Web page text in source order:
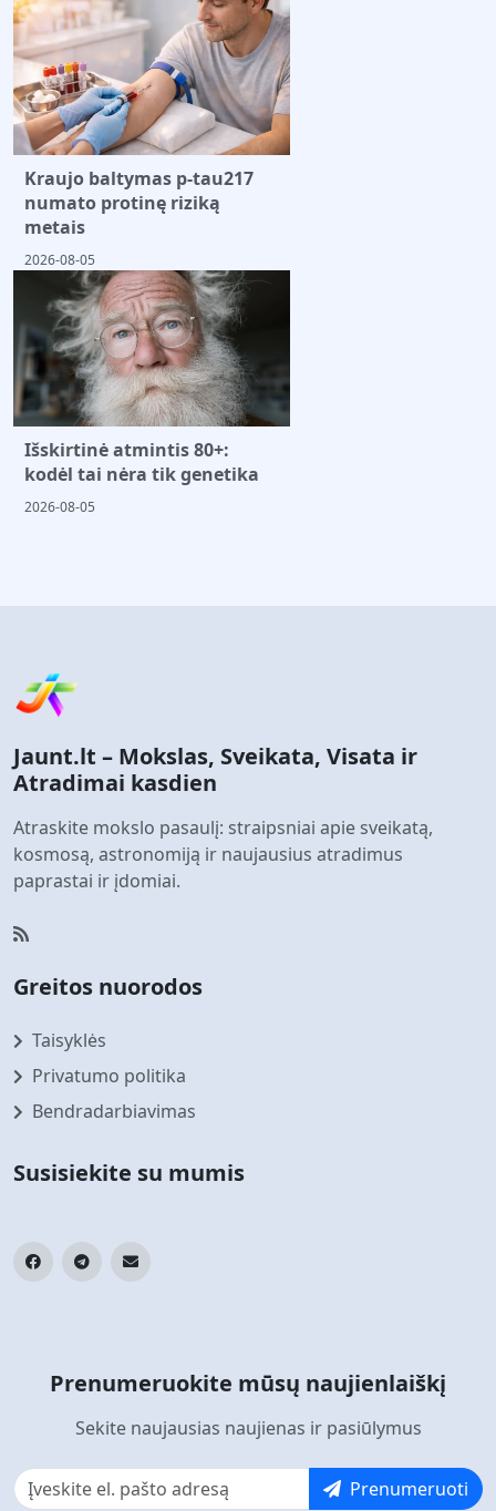
Kraujo baltymas p-tau217
numato protinę riziką
metais
2026-08-05
Išskirtinė atmintis 80+:
kodėl tai nėra tik genetika
2026-08-05
Jaunt.lt – Mokslas, Sveikata, Visata ir
Atradimai kasdien
Atraskite mokslo pasaulį: straipsniai apie sveikatą,
kosmosą, astronomiją ir naujausius atradimus
paprastai ir įdomiai.
Greitos nuorodos
Taisyklės
Privatumo politika
Bendradarbiavimas
Susisiekite su mumis
Prenumeruokite mūsų naujienlaiškį
Sekite naujausias naujienas ir pasiūlymus
Prenumeruoti